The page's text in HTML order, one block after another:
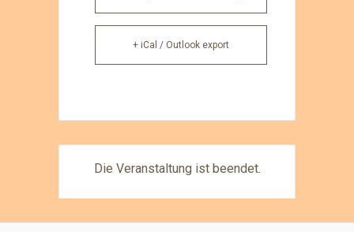
+ iCal / Outlook export
Die Veranstaltung ist beendet.